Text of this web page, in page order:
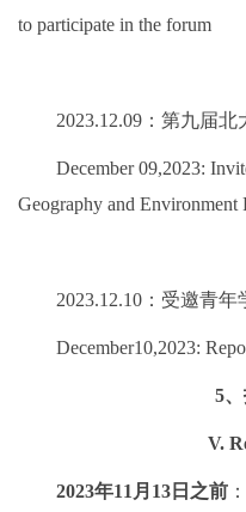
to participate in the forum
2023.12.09：第九届
December 09,2023:
Geography and
2023.12.10：受邀青
December10,2023:
5
V.
2023年11月13日之前